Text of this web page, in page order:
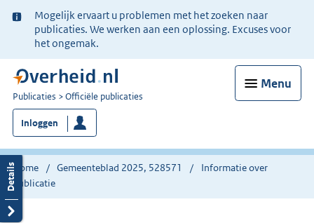
Ter
informatie:
Mogelijk ervaart u problemen met het zoeken naar
publicaties. We werken aan een oplossing. Excuses voor
het ongemak.
Menu
U
bent
nu
hier:
Publicaties Officiële publicaties
Inloggen
Home Gemeenteblad 2025, 528571
Informatie over
publicatie